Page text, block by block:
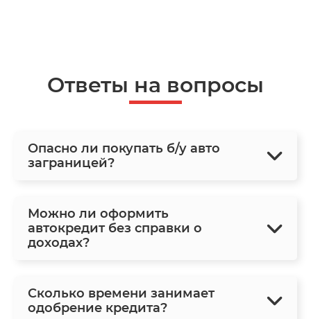
Ответы на вопросы
Опасно ли покупать б/у авто
заграницей?
Можно ли оформить
автокредит без справки о
доходах?
Сколько времени занимает
одобрение кредита?